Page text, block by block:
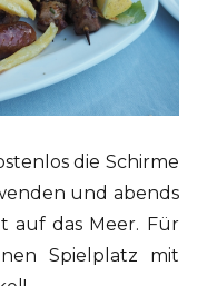
die Schirme
und abends
auf das Meer. Für
Spielplatz mit